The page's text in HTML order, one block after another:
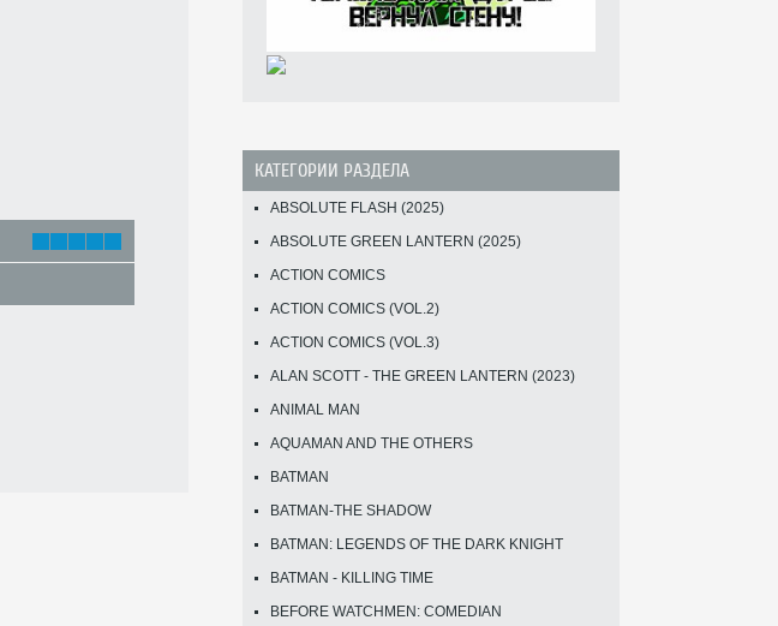
КАТЕГОРИИ РАЗДЕЛА
ABSOLUTE FLASH (2025)
ABSOLUTE GREEN LANTERN (2025)
ACTION COMICS
ACTION COMICS (VOL.2)
ACTION COMICS (VOL.3)
ALAN SCOTT - THE GREEN LANTERN (2023)
ANIMAL MAN
AQUAMAN AND THE OTHERS
BATMAN
BATMAN-THE SHADOW
BATMAN: LEGENDS OF THE DARK KNIGHT
BATMAN - KILLING TIME
BEFORE WATCHMEN: COMEDIAN